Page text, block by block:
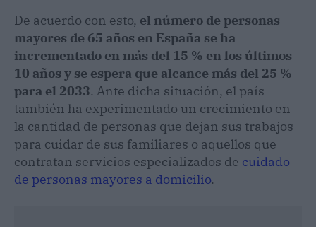
De acuerdo con esto, el número de personas
mayores de 65 años en España se ha
incrementado en más del 15 % en los últimos
10 años y se espera que alcance más del 25 %
para el 2033. Ante dicha situación, el país
también ha experimentado un crecimiento en
la cantidad de personas que dejan sus trabajos
para cuidar de sus familiares o aquellos que
contratan servicios especializados de cuidado
de personas mayores a domicilio.